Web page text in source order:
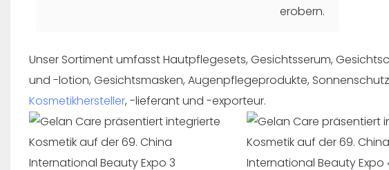
erobern.
Unser Sortiment umfasst Hautpflegesets, Gesichtsserum,
und -lotion, Gesichtsmasken, Augenpflegeprodukte,
Kosmetikhersteller, -lieferant und -exporteur.